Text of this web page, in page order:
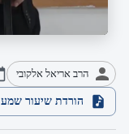
הרב אריאל אלקובי
הורדת שיעור שמע